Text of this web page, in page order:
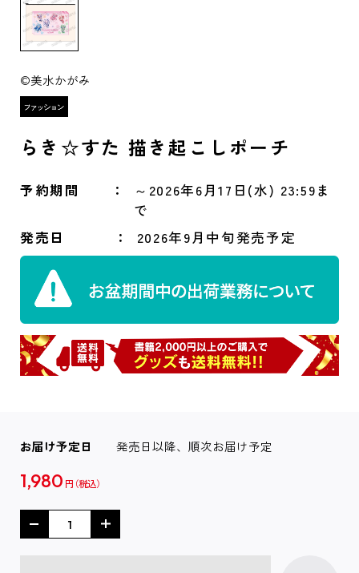
©美水かがみ
らき☆すた 描き起こしポーチ
予約期間
～2026年6月17日(水) 23:59ま
で
発売日
2026年9月中旬発売予定
お届け予定日 発売日以降、順次お届け予定
1,980 円